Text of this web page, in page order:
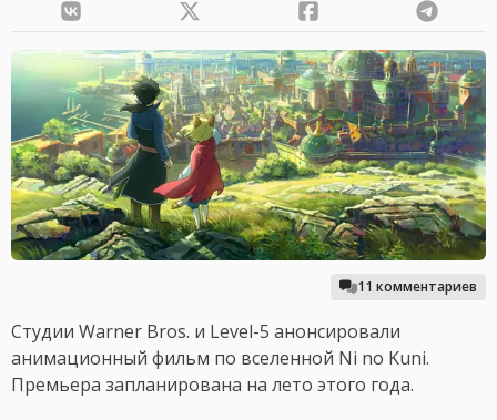
11 комментариев
Студии Warner Bros. и Level-5 анонсировали
анимационный фильм по вселенной Ni no Kuni.
Премьера запланирована на лето этого года.